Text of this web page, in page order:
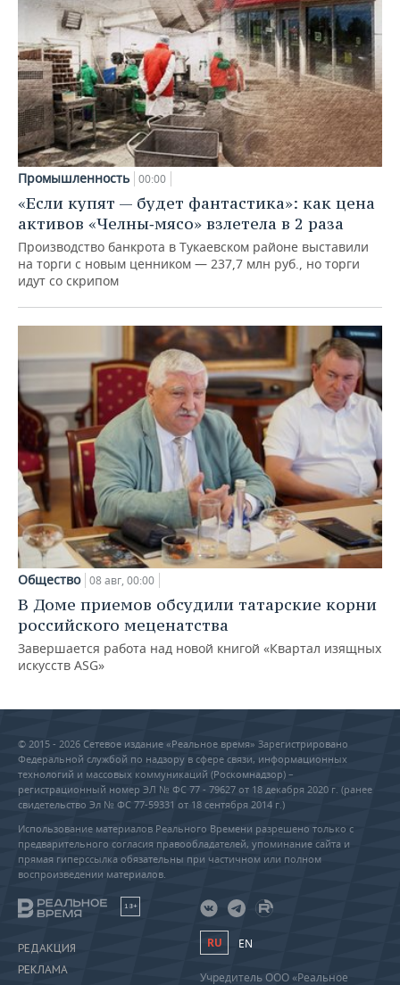
Промышленность 00:00
«Если купят — будет фантастика»: как цена
активов «Челны‑мясо» взлетела в 2 раза
Производство банкрота в Тукаевском районе выставили
на торги с новым ценником — 237,7 млн руб., но торги
идут со скрипом
Общество 08 авг, 00:00
В Доме приемов обсудили татарские корни
российского меценатства
Завершается работа над новой книгой «Квартал изящных
искусств ASG»
© 2015 - 2026 Сетевое издание «Реальное время» Зарегистрировано
Федеральной службой по надзору в сфере связи, информационных
технологий и массовых коммуникаций (Роскомнадзор) –
регистрационный номер ЭЛ № ФС 77 - 79627 от 18 декабря 2020 г. (ранее
свидетельство Эл № ФС 77-59331 от 18 сентября 2014 г.)
Использование материалов Реального Времени разрешено только с
предварительного согласия правообладателей, упоминание сайта и
прямая гиперссылка обязательны при частичном или полном
воспроизведении материалов.
18+
РЕДАКЦИЯ
РЕКЛАМА
RU EN
Учредитель ООО «Реальное